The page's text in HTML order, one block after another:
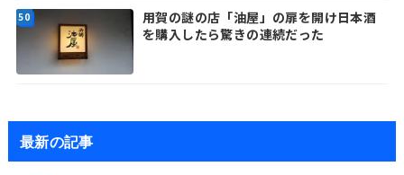
用賀の謎の店「油屋」の扉を開け日本酒
を購入したら驚きの連続だった
最新の記事